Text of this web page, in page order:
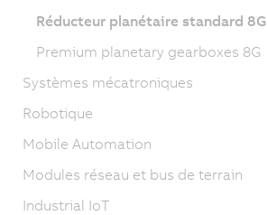
Réducteur planétaire standard 8G
Premium planetary gearboxes 8G
Systèmes mécatroniques
Robotique
Mobile Automation
Modules réseau et bus de terrain
Industrial IoT